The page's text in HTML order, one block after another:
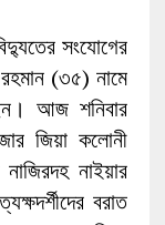
সংযোগের
(৩৫) নামে
আজ শনিবার
জিয়া কলোনী
নাইয়ার
বরাত